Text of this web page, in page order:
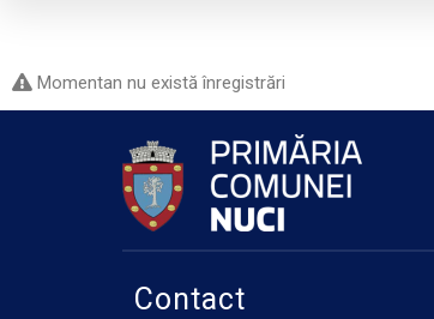
Momentan nu există înregistrări
Contact